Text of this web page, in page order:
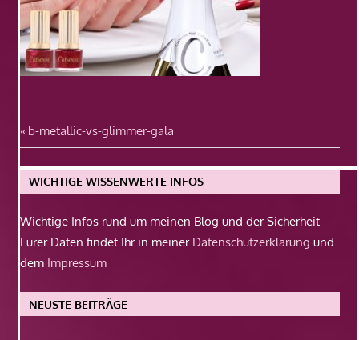
Beitragsnavigation
Vorheriger
Beitrag:
b-metallic-vs-glimmer-gala
WICHTIGE WISSENWERTE INFOS
Wichtige Infos rund um meinen Blog und der Sicherheit
Eurer Daten findet Ihr in meiner Datenschutzerklärung und
dem Impressum
NEUSTE BEITRÄGE